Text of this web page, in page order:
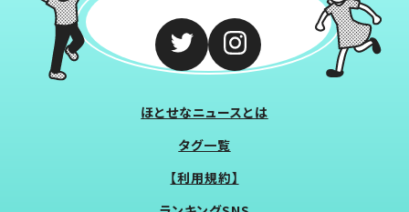
ほとせなニュースとは
タグ一覧
【利用規約】